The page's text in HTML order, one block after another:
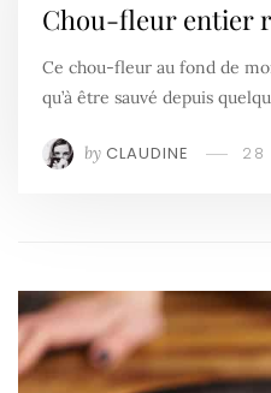
Chou-fleur entier
Ce chou-fleur au fond de
qu’à être sauvé depuis
by CLAUDINE 28